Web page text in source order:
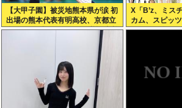
【大甲子園】被災地熊本県が涙 初
出場の熊本代表有明高校、京都立
命館に9回裏2アウトから逆転勝利
X「B’z、ミス
カム、スピッ
いよな。今の